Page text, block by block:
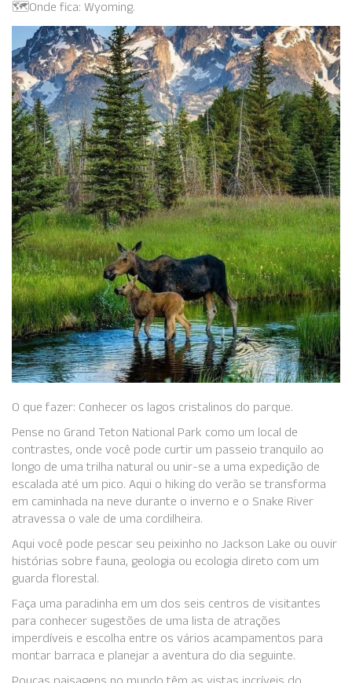
🗺️Onde fica: Wyoming.
O que fazer: Conhecer os lagos cristalinos do parque.
Pense no Grand Teton National Park como um local de
contrastes, onde você pode curtir um passeio tranquilo ao
longo de uma trilha natural ou unir-se a uma expedição de
escalada até um pico. Aqui o hiking do verão se transforma
em caminhada na neve durante o inverno e o Snake River
atravessa o vale de uma cordilheira.
Aqui você pode pescar seu peixinho no Jackson Lake ou ouvir
histórias sobre fauna, geologia ou ecologia direto com um
guarda florestal.
Faça uma paradinha em um dos seis centros de visitantes
para conhecer sugestões de uma lista de atrações
imperdíveis e escolha entre os vários acampamentos para
montar barraca e planejar a aventura do dia seguinte.